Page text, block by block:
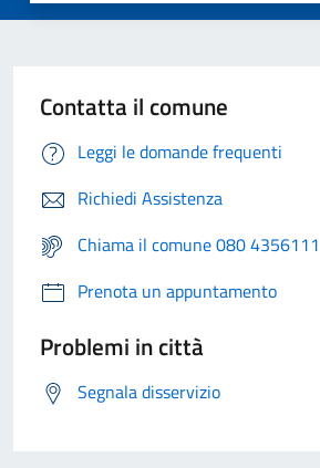
Contatta il comune
Leggi le domande frequenti
Richiedi Assistenza
Chiama il comune 080 4356111
Prenota un appuntamento
Problemi in città
Segnala disservizio